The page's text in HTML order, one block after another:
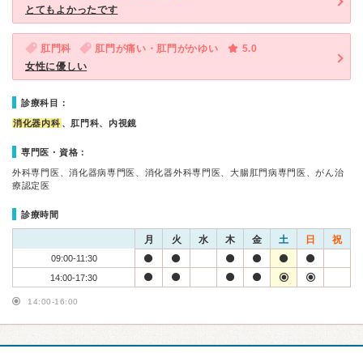
とてもよかったです
肛門科 肛門が痛い・肛門がかゆい
5.0
女性に優しい
診療科目：
消化器内科 、肛門科、内視鏡
専門医・資格：
外科専門医、消化器病専門医、消化器外科専門医、大腸肛門病専門医、がん治
療認定医
診療時間
月 火 水 木 金 土 日 祝
09:00-11:30
14:00-17:30
14:00-16:00